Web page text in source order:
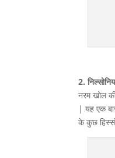
2.
नरम खोल
| यह एक
के कुछ